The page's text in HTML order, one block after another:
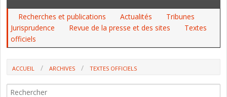
Recherches et publications Actualités
Tribunes
Jurisprudence
Revue de la presse et des sites
Textes
officiels
ACCUEIL ARCHIVES
TEXTES OFFICIELS
ENT, UNE DASEN, LES JEUNES SOURDS ET JEUNES AVEUGLES